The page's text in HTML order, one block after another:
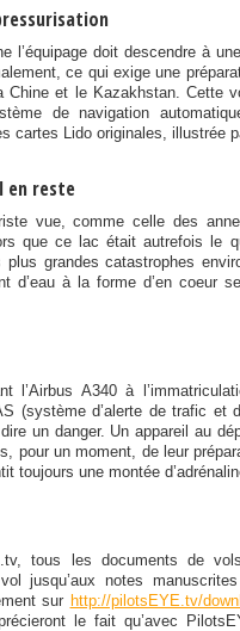
l’équipage doit descendre à
ce qui exige une
Chine et le Kazakhstan. Cette
de navigation
cartes Lido originales, illustrée
en reste
vue, comme celle des
que ce lac était autrefois le
grandes catastrophes
d’eau à la forme d’en coeur
l’Airbus A340 à
(système d’alerte de trafic et
un danger. Un appareil au
pour un moment, de leur
toujours une montée
tous les documents de
jusqu’aux notes
sur http://pilotsEYE.tv/
le fait qu’avec